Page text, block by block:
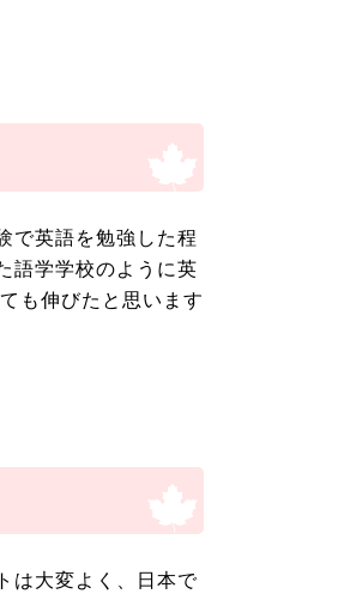
で英語を勉強した程
語学学校のように英
も伸びたと思います
は大変よく、日本で